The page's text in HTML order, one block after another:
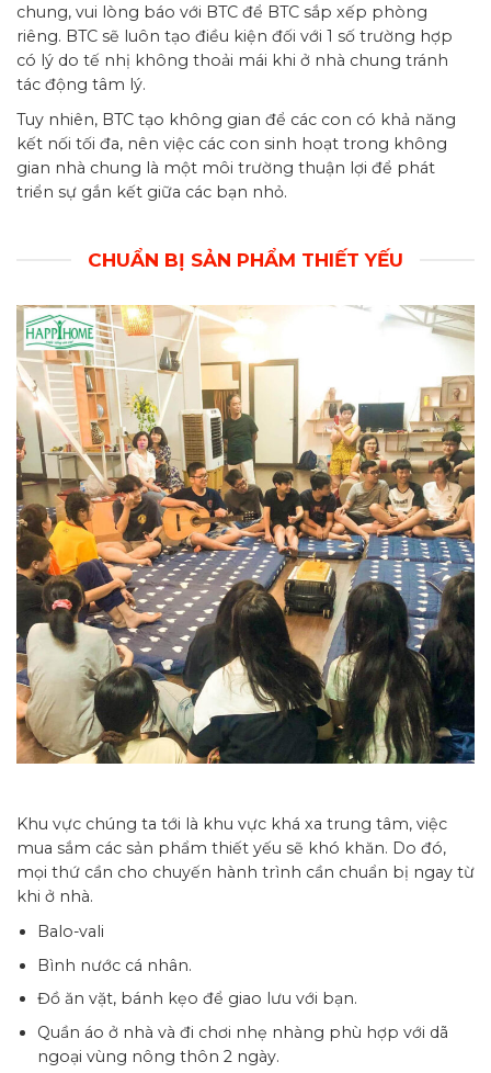
chung, vui lòng báo với BTC để BTC sắp xếp phòng
riêng. BTC sẽ luôn tạo điều kiện đối với 1 số trường hợp
có lý do tế nhị không thoải mái khi ở nhà chung tránh
tác động tâm lý.
Tuy nhiên, BTC tạo không gian để các con có khả năng
kết nối tối đa, nên việc các con sinh hoạt trong không
gian nhà chung là một môi trường thuận lợi để phát
triển sự gắn kết giữa các bạn nhỏ.
CHUẨN BỊ SẢN PHẨM THIẾT YẾU
Khu vực chúng ta tới là khu vực khá xa trung tâm, việc
mua sắm các sản phẩm thiết yếu sẽ khó khăn. Do đó,
mọi thứ cần cho chuyến hành trình cần chuẩn bị ngay từ
khi ở nhà.
Balo-vali
Bình nước cá nhân.
Đồ ăn vặt, bánh kẹo để giao lưu với bạn.
Quần áo ở nhà và đi chơi nhẹ nhàng phù hợp với dã
ngoại vùng nông thôn 2 ngày.